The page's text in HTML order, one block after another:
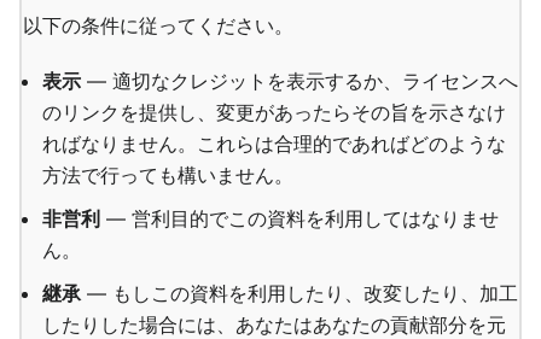
以下の条件に従ってください。
表示 — 適切なクレジットを表示するか、ライセンスへ
のリンクを提供し、変更があったらその旨を示さなけ
ればなりません。これらは合理的であればどのような
方法で行っても構いません。
非営利 — 営利目的でこの資料を利用してはなりませ
ん。
継承— もしこの資料を利用したり、改変したり、加工
したりした場合には、あなたはあなたの貢献部分を元